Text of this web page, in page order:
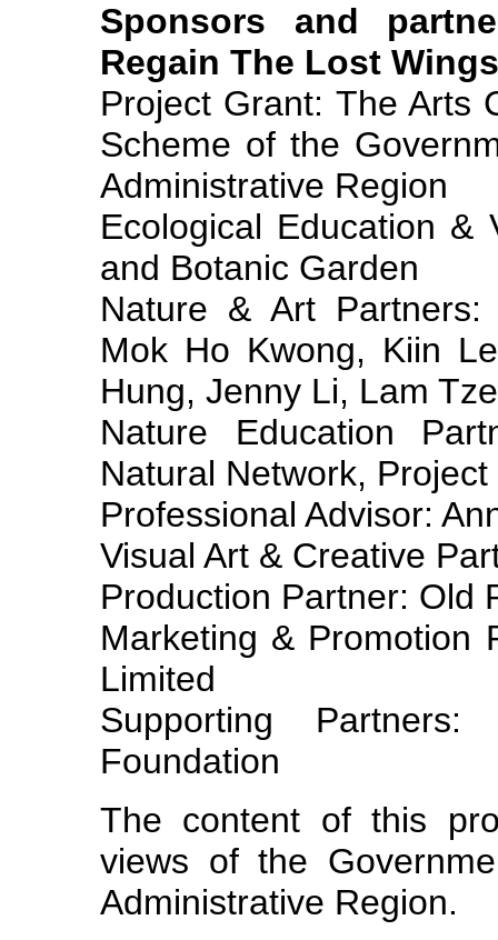
Sponsors and
Regain The Lost
Project Grant: The Arts
Scheme of the
Administrative Region
Ecological Education &
and Botanic Garden
Nature & Art
Mok Ho Kwong, Kiin
Hung, Jenny Li, Lam
Nature Education
Natural Network, Project
Professional Advisor:
Visual Art & Creative
Production Partner: Old
Marketing & Promotion
Limited
Supporting
Foundation
The content of this
views of the
Administrative Region.